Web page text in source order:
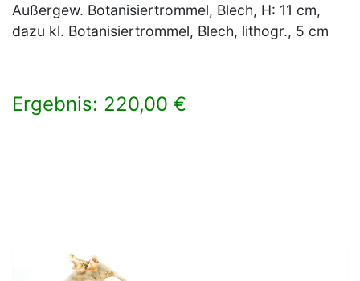
Außergew. Botanisiertrommel, Blech, H: 11 cm,
dazu kl. Botanisiertrommel, Blech, lithogr., 5 cm
Ergebnis: 220,00 €